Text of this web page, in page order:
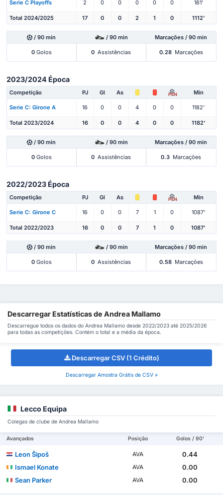
Serie C Playoffs 2 0 0 0 0 0 161'
Total 2024/2025 17 0 0 2 1 0 1112'
/ 90 min / 90 min Marcações / 90 min
0Golos 0 Assistências 0.28 Marcações
2023/2024 Época
Competição PJ Gl As PEN Min
Serie C: Girone A 16 0 0 4 0 0 1182'
Total 2023/2024 16 0 0 4 0 0 1182'
/ 90 min / 90 min Marcações / 90 min
0Golos 0 Assistências 0.3 Marcações
2022/2023 Época
Competição PJ Gl As PEN Min
Serie C: Girone C 16 0 0 7 1 0 1087'
Total 2022/2023 16 0 0 7 1 0 1087'
/ 90 min / 90 min Marcações / 90 min
0Golos 0 Assistências 0.58 Marcações
Descarregar Estatísticas de Andrea Mallamo
Descarregue todos os dados do Andrea Mallamo desde 2022/2023 até 2025/2026
para todas as competições. Contém o total e a média da época.
Descarregar CSV (1 Crédito)
Descarregar Amostra Grátis de CSV »
Lecco Equipa
Colegas de clube de Andrea Mallamo
Avançados Posição Golos / 90'
Leon Šipoš AVA
0.44
Ismael Konate
AVA
0.00
Sean Parker
AVA 0.00